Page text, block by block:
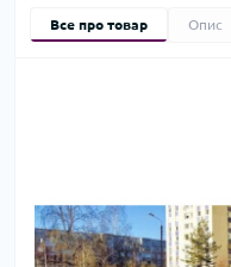
Все про товар Опис